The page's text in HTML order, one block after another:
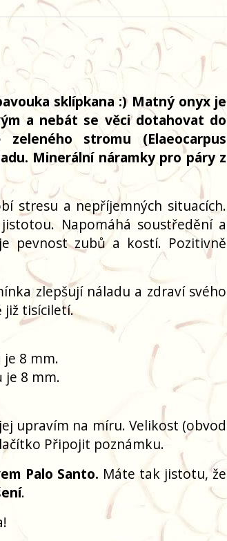
sklípkana :) Matný onyx je
a nebát se věci dotahovat do
stromu (Elaeocarpus
Minerální náramky pro páry z
stresu a nepříjemných situacích.
Napomáhá soustředění a
pevnost zubů a kostí. Pozitivně
zlepšují náladu a zdraví svého
již tisíciletí.
8 mm.
je 8 mm.
upravím na míru. Velikost (obvod
Připojit poznámku.
Palo Santo. Máte tak jistotu, že
.